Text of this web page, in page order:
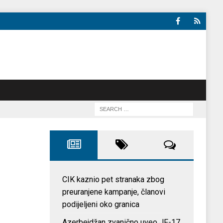
CIK kaznio pet stranaka zbog
preuranjene kampanje, članovi
podijeljeni oko granica